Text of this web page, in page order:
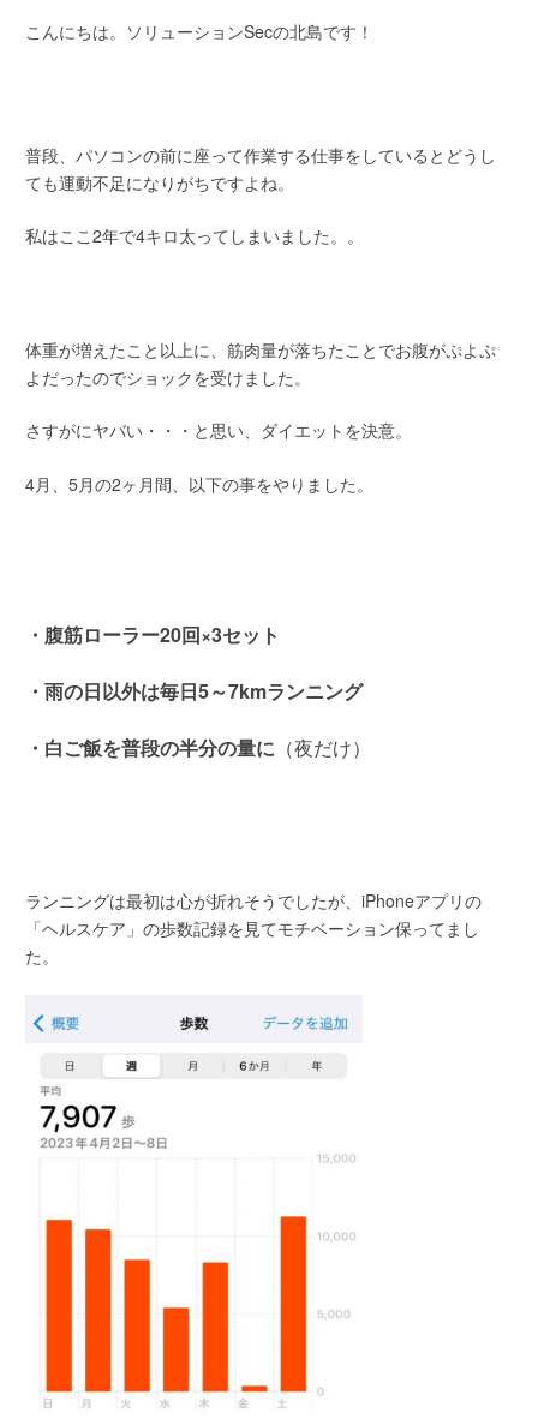
こんにちは。ソリューションSecの北島です！
普段、パソコンの前に座って作業する仕事をしているとどうし
ても運動不足になりがちですよね。
私はここ2年で4キロ太ってしまいました。。
体重が増えたこと以上に、筋肉量が落ちたことでお腹がぷよぷ
よだったのでショックを受けました。
さすがにヤバい・・・と思い、ダイエットを決意。
4月、5月の2ヶ月間、以下の事をやりました。
・腹筋ローラー20回×3セット
・雨の日以外は毎日5～7kmランニング
・白ご飯を普段の半分の量に （夜だけ）
ランニングは最初は心が折れそうでしたが、iPhoneアプリの
「ヘルスケア」の歩数記録を見てモチベーション保ってまし
た。